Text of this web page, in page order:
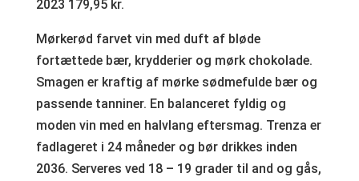
2023 179,95 kr.
Mørkerød farvet vin med duft af bløde
fortættede bær, krydderier og mørk chokolade.
Smagen er kraftig af mørke sødmefulde bær og
passende tanniner. En balanceret fyldig og
moden vin med en halvlang eftersmag. Trenza er
fadlageret i 24 måneder og bør drikkes inden
2036. Serveres ved 18 – 19 grader til and og gås,